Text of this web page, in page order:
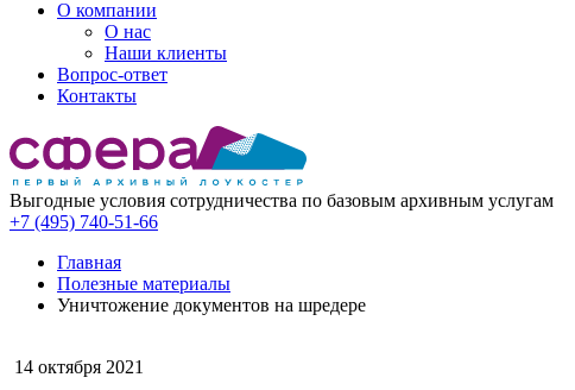
О компании
О нас
Наши клиенты
Вопрос-ответ
Контакты
Выгодные условия сотрудничества по базовым архивным услугам
+7 (495) 740-51-66
Главная
Полезные материалы
Уничтожение документов на шредере
14 октября 2021